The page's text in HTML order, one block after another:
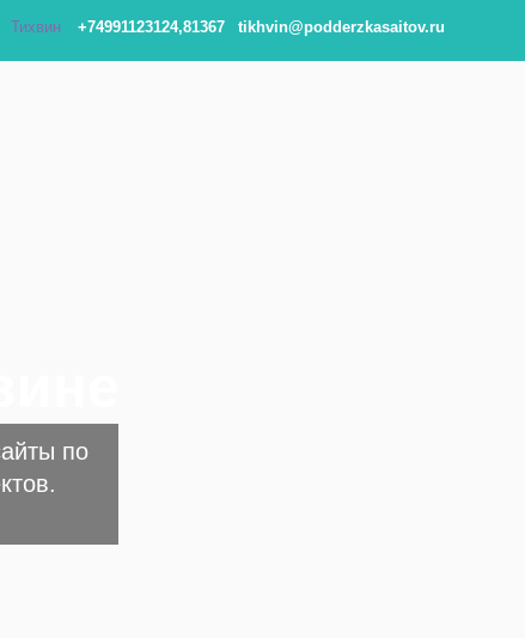
Тихвин +74991123124,81367 tikhvin@podderzkasaitov.ru
по